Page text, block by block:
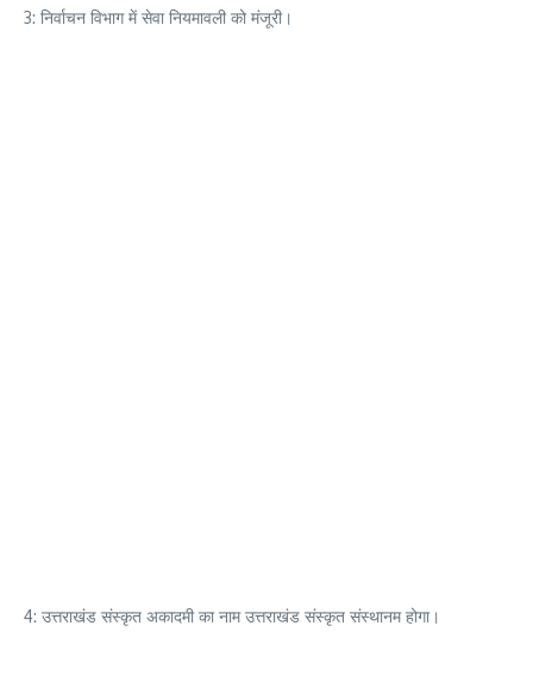
3: निर्वाचन विभाग में सेवा नियमावली को मंजूरी।
4: उत्तराखंड संस्कृत अकादमी का नाम उत्तराखंड संस्कृत संस्थानम होगा।